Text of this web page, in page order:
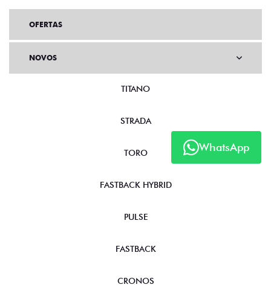
WhatsApp
OFERTAS
NOVOS
TITANO
STRADA
TORO
FASTBACK HYBRID
PULSE
FASTBACK
CRONOS